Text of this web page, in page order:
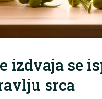
izdvaja se
srca